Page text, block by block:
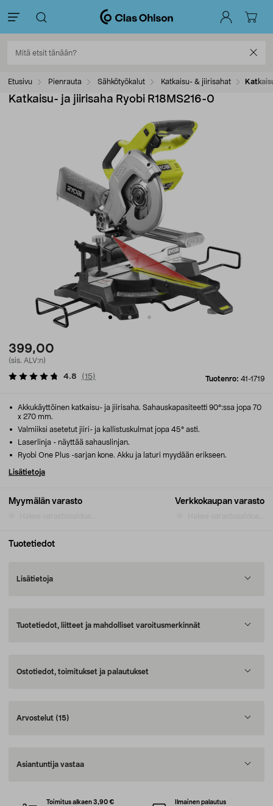
Etusivu Pienrauta Sähkötyökalut Katkaisu- & jiirisahat
Katkaisu- ja jiirisaha Ryobi R18MS216-0
399,00
(sis. ALV:n)
Tuotenro: 41-1719
4.8 (15)
Myymälän varasto Verkkokaupan varasto
Akkukäyttöinen katkaisu- ja jiirisaha. Sahauskapasiteetti 90°:ssa jopa 70
x 270 mm.
Valmiiksi asetetut jiiri- ja kallistuskulmat jopa 45° asti.
Laserlinja - näyttää sahauslinjan.
Ryobi One Plus -sarjan kone. Akku ja laturi myydään erikseen.
Lisätietoja
Tuotetiedot
Lisätietoja
Tuotetiedot, liitteet ja mahdolliset varoitusmerkinnät
Ostotiedot, toimitukset ja palautukset
Arvostelut (15)
Asiantuntija vastaa
Toimitus alkaen 3,90 €
Ilmainen palautus